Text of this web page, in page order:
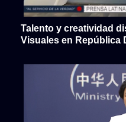
Talento y creatividad
Visuales en República